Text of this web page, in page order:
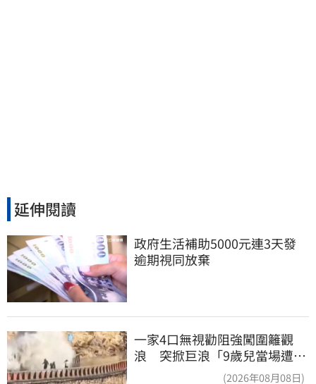
延伸閱讀
政府生活補助5000元連3天發
逾期視同放棄
一家4口無視勸阻強闖圍籬觀
浪 突掀巨浪「9歲兒當場遭捲
(2026年08月08日)